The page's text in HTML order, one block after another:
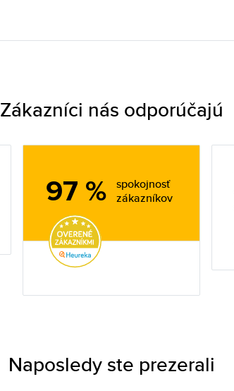
Zákazníci nás odporúčajú
97 %
spokojnosť
zákazníkov
Naposledy ste prezerali